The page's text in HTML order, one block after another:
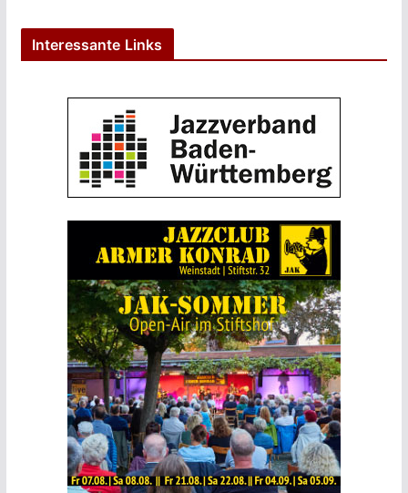
Interessante Links